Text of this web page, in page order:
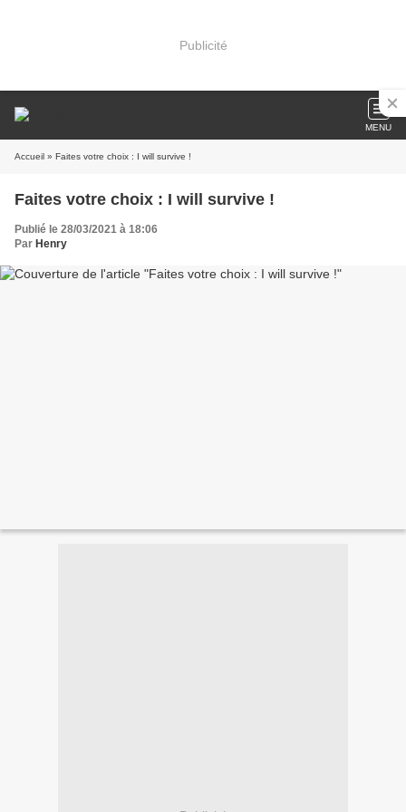
Publicité
MENU
Accueil » Faites votre choix : I will survive !
Faites votre choix : I will survive !
Publié le 28/03/2021 à 18:06
Par Henry